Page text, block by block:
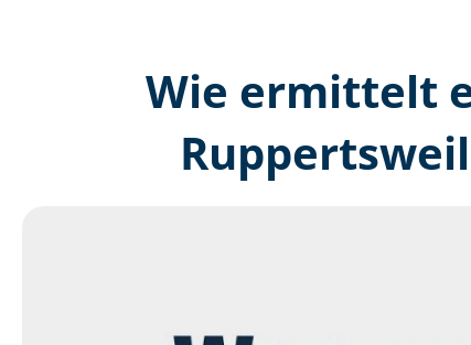
Wie ermittelt